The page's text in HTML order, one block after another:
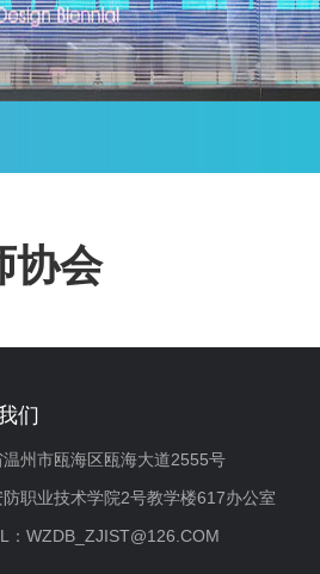
协会
们
州市瓯海区瓯海大道2555号
职业技术学院2号教学楼617办公室
：WZDB_ZJIST@126.COM